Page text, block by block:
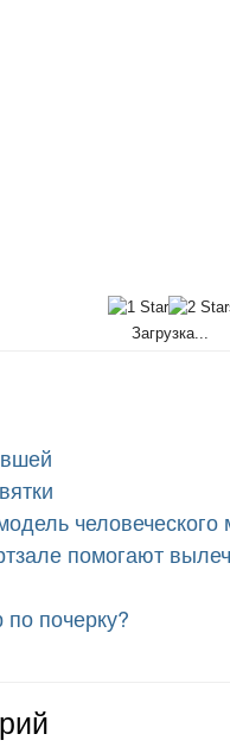
Загрузка...
человеческого
помогают
по почерку?